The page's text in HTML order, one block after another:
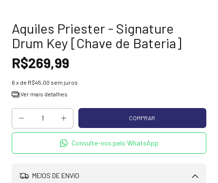
Aquiles Priester - Signature
Drum Key [Chave de Bateria]
R$269,99
6 x de R$45,00 sem juros
Ver mais detalhes
Consulte-nos pelo WhatsApp
MEIOS DE ENVIO